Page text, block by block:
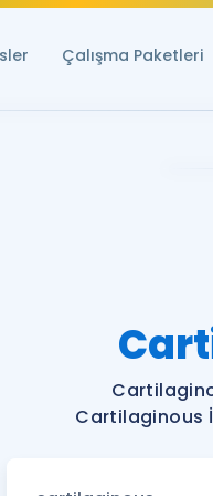
Çalışma Paketleri
Cartilaginous